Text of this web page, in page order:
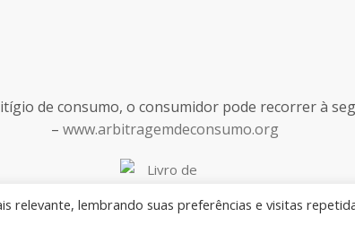
relevante, lembrando suas preferências e visitas
de consumo, o consumidor pode recorrer à
– www.arbitragemdeconsumo.org